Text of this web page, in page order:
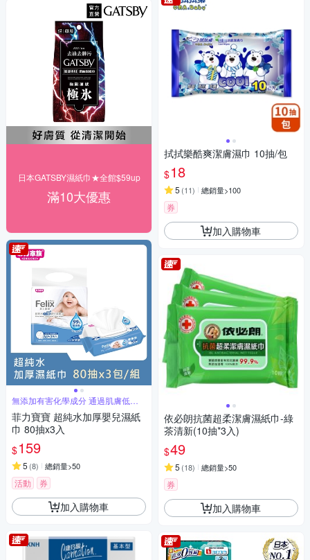
日本GATSBY濕紙巾★全館$59up
滿10大優惠
無添加有害化學成分 通過肌膚低刺
激性測試
菲力寶寶 超純水加厚嬰兒濕紙
巾 80抽x3入
$159
5 (8) 總銷量>50
活動 券
加入購物車
拭拭樂酷爽潔膚濕巾 10抽/包
$18
5 (11) 總銷量>100
券
加入購物車
依必朗抗菌超柔潔膚濕紙巾-綠
茶清新(10抽*3入)
$49
5 (18) 總銷量>50
券
加入購物車